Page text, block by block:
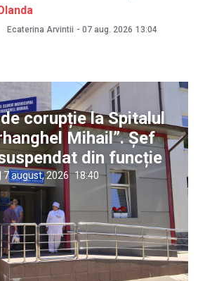
Ecaterina Arvintii - 07 aug. 2026 13:04
corupție la Spitalul
Mihail”. Șef
din funcție
7 august, 2026 18:40